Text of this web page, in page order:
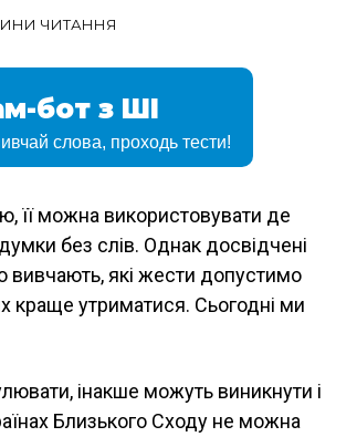
ЧИТАННЯ
бот з ШІ
слова, проходь тести!
її можна використовувати де
без слів. Однак досвідчені
вивчають, які жести допустимо
краще утриматися. Сьогодні ми
інакше можуть виникнути і
Близького Сходу не можна